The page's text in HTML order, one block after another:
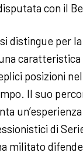
con il
distingue per
caratteristica
posizioni
Il suo
di
militato